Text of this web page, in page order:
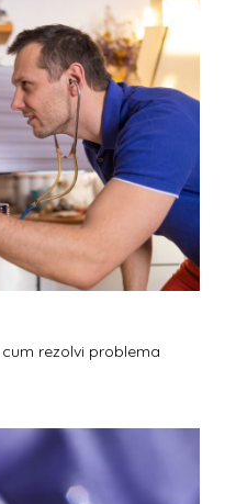
rezolvi problema